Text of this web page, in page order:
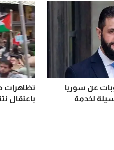
عن سوريا
لخدمة
تظاهرات
باعتقال